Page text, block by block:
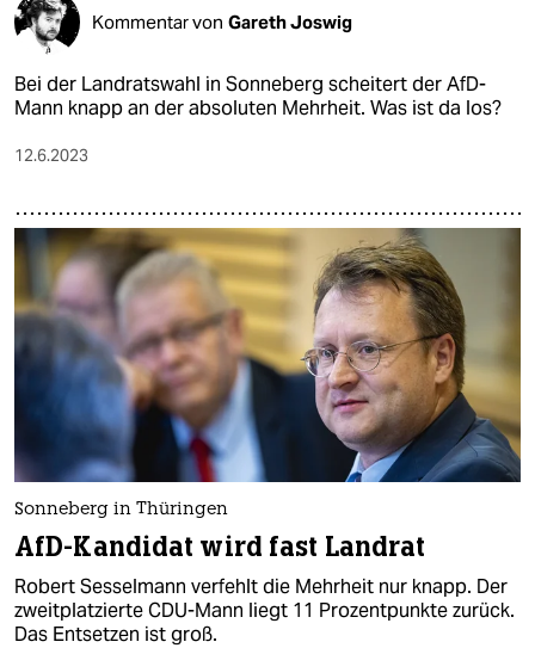
Kommentar von Gareth Joswig
Bei der Landratswahl in Sonneberg scheitert der AfD-
Mann knapp an der absoluten Mehrheit. Was ist da los?
12.6.2023
Sonneberg in Thüringen
AfD-Kandidat wird fast Landrat
Robert Sesselmann verfehlt die Mehrheit nur knapp. Der
zweitplatzierte CDU-Mann liegt 11 Prozentpunkte zurück.
Das Entsetzen ist groß.